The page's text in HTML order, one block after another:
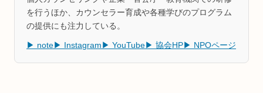
を行うほか、カウンセラー育成や各種学びのプログラム
の提供にも注力している。
▶ note ▶ Instagram ▶ YouTube ▶ 協会HP ▶ NPOページ